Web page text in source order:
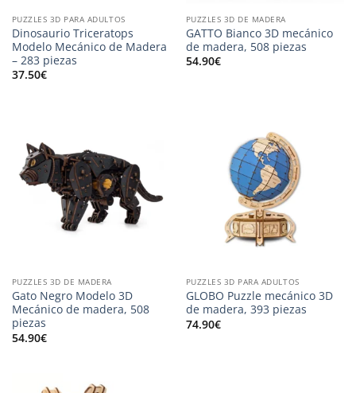
PUZZLES 3D PARA ADULTOS
Dinosaurio Triceratops
Modelo Mecánico de Madera
– 283 piezas
37.50€
PUZZLES 3D DE MADERA
GATTO Bianco 3D mecánico
de madera, 508 piezas
54.90€
PUZZLES 3D DE MADERA
Gato Negro Modelo 3D
Mecánico de madera, 508
piezas
54.90€
PUZZLES 3D PARA ADULTOS
GLOBO Puzzle mecánico 3D
de madera, 393 piezas
74.90€